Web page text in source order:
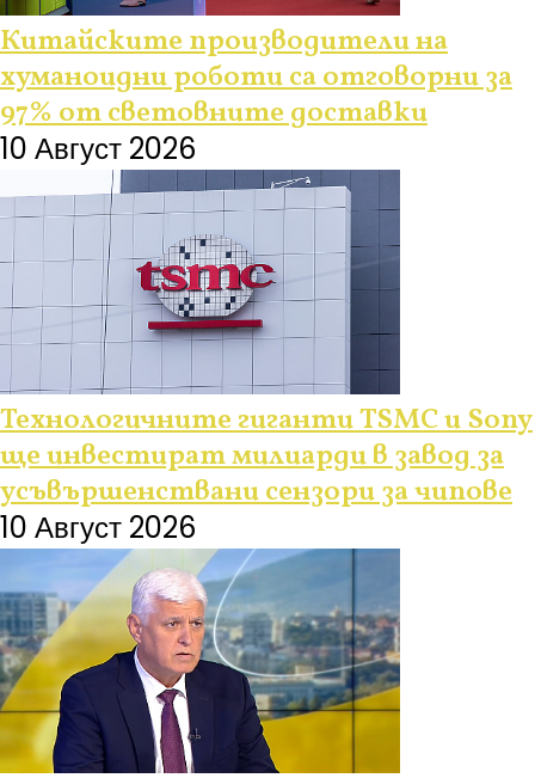
Китайските производители на
хуманоидни роботи са отговорни за
97% от световните доставки
10 Август 2026
Технологичните гиганти TSMC и Sony
ще инвестират милиарди в завод за
усъвършенствани сензори за чипове
10 Август 2026